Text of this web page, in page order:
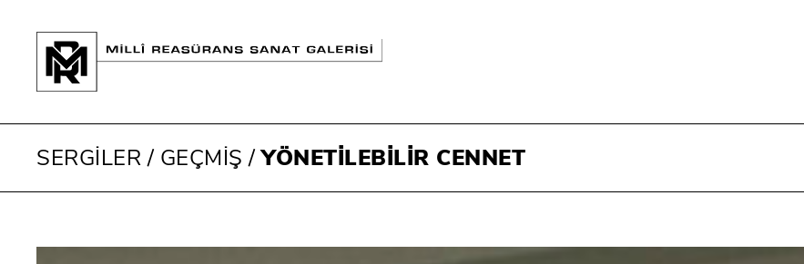
SERGİLER / GEÇMİŞ / YÖNETİLEBİLİR CENNET